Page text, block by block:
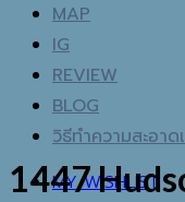
MAP
IG
REVIEW
BLOG
วิธีทำความสะอาด
MY WISHLIST
1447